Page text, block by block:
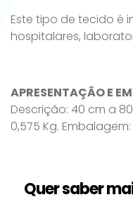
Este tipo de tecido é
hospitalares,
APRESENTAÇÃO E
Descrição: 40 cm a
0,575 Kg.
Quer saber